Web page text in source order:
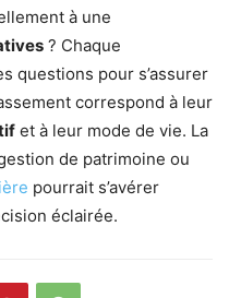
à une
? Chaque
questions pour s’assurer
correspond à leur
et à leur mode de vie. La
de patrimoine ou
pourrait s’avérer
éclairée.